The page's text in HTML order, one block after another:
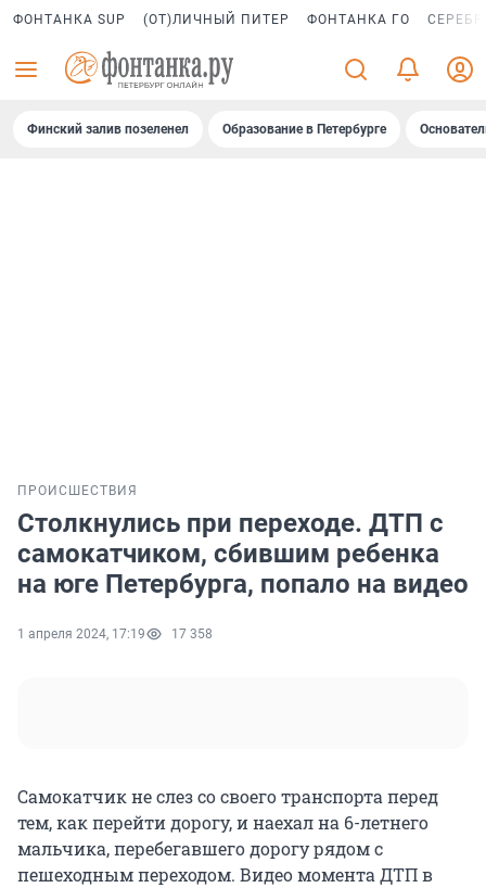
ФОНТАНКА SUP (ОТ)ЛИЧНЫЙ ПИТЕР ФОНТАНКА ГО
Финский залив позеленел Образование в Петербурге
ПРОИСШЕСТВИЯ
Столкнулись при переходе. ДТП с
самокатчиком, сбившим ребенка
на юге Петербурга, попало на видео
1 апреля 2024, 17:19 17 358
Самокатчик не слез со своего транспорта перед
тем, как перейти дорогу, и наехал на 6-летнего
мальчика, перебегавшего дорогу рядом с
пешеходным переходом. Видео момента ДТП в